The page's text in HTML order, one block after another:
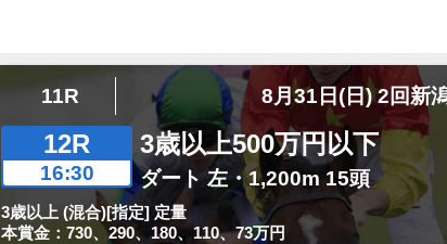
11R 8月31日(日) 2回新
12R
16:30
3歳以上500万円以下
ダート 左・1,200m 15頭
3歳以上 (混合)[指定] 定量
本賞金：730、290、180、110、73万円